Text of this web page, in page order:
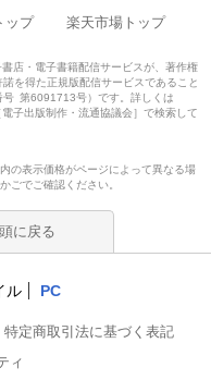
ップ 楽天市場トップ
店・電子書籍配信サービスが、著作権
を得た正規版配信サービスであること
号 第6091713号）です。詳しくは
電子出版制作・流通協議会］で検索して
の表示価格がページによって異なる場
ごでご確認ください。
に戻る
ル PC
特定商取引法に基づく表記
ィ